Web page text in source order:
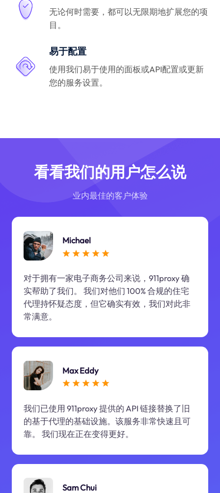
无论何时需要，都可以无限期地扩展您的项
目。
易于配置
使用我们易于使用的面板或API配置或更新
您的服务设置。
看看我们的用户怎么说
业内最佳的客户体验
Michael
对于拥有一家电子商务公司来说，911proxy 确
实帮助了我们。 我们对他们 100% 合规的住宅
代理持怀疑态度，但它确实有效，我们对此非
常满意。
Max Eddy
我们已使用 911proxy 提供的 API 链接替换了旧
的基于代理的基础设施。该服务非常快速且可
靠。 我们现在正在变得更好。
Sam Chui